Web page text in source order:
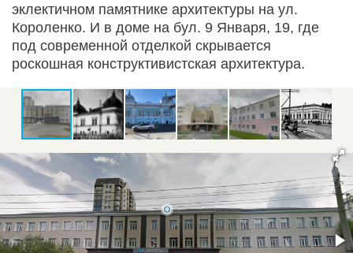
эклектичном памятнике архитектуры на ул.
Короленко. И в доме на бул. 9 Января, 19, где
под современной отделкой скрывается
роскошная конструктивистская архитектура.